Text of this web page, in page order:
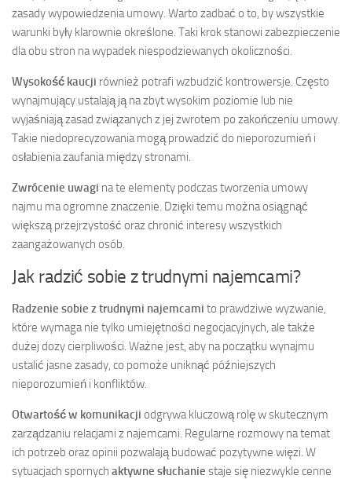
zasady wypowiedzenia umowy. Warto zadbać o to, by wszystkie
warunki były klarownie określone. Taki krok stanowi zabezpieczenie
dla obu stron na wypadek niespodziewanych okoliczności.
Wysokość kaucji również potrafi wzbudzić kontrowersje. Często
wynajmujący ustalają ją na zbyt wysokim poziomie lub nie
wyjaśniają zasad związanych z jej zwrotem po zakończeniu umowy.
Takie niedoprecyzowania mogą prowadzić do nieporozumień i
osłabienia zaufania między stronami.
Zwrócenie uwagi na te elementy podczas tworzenia umowy
najmu ma ogromne znaczenie. Dzięki temu można osiągnąć
większą przejrzystość oraz chronić interesy wszystkich
zaangażowanych osób.
Jak radzić sobie z trudnymi najemcami?
Radzenie sobie z trudnymi najemcami to prawdziwe wyzwanie,
które wymaga nie tylko umiejętności negocjacyjnych, ale także
dużej dozy cierpliwości. Ważne jest, aby na początku wynajmu
ustalić jasne zasady, co pomoże uniknąć późniejszych
nieporozumień i konfliktów.
Otwartość w komunikacji odgrywa kluczową rolę w skutecznym
zarządzaniu relacjami z najemcami. Regularne rozmowy na temat
ich potrzeb oraz opinii pozwalają budować pozytywne więzi. W
sytuacjach spornych aktywne słuchanie staje się niezwykle cenne